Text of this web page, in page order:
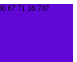
67 71 36 707